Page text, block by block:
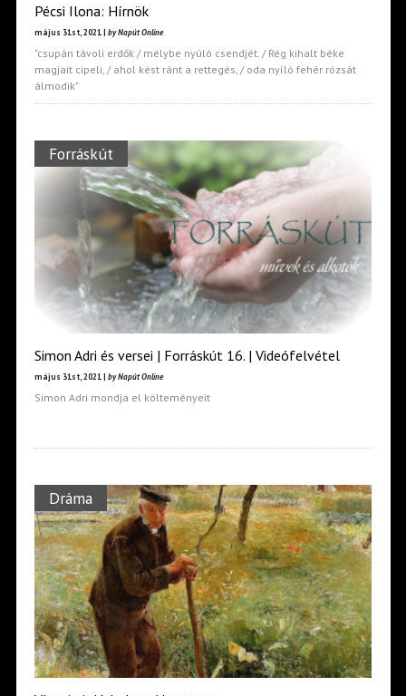
Pécsi Ilona: Hírnök
május 31st, 2021 | by Napút Online
"csupán távoli erdők / mélybe nyúló csendjét. / Rég kihalt béke
magjait cipeli, / ahol kést ránt a rettegés, / oda nyíló fehér rózsát
álmodik"
Forráskút
Simon Adri és versei | Forráskút 16. | Videófelvétel
május 31st, 2021 | by Napút Online
Simon Adri mondja el költeményeit
Dráma